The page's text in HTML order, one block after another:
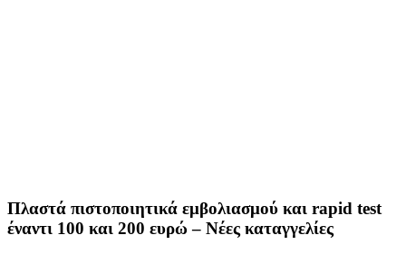
Πλαστά πιστοποιητικά εμβολιασμού και rapid test
έναντι 100 και 200 ευρώ – Νέες καταγγελίες